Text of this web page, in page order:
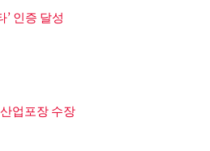
인증 달성
업포장 수장